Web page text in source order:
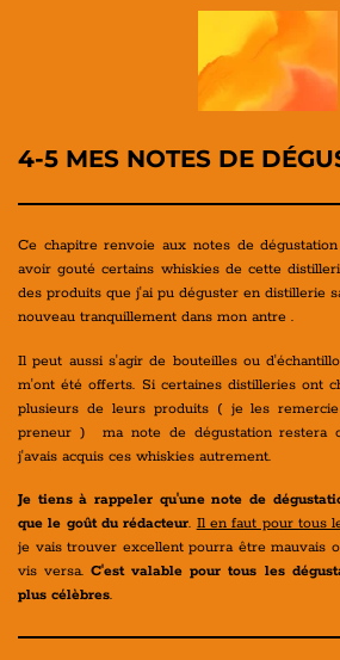
4-5 MES NOTES DE
Ce chapitre renvoie aux notes de
avoir gouté certains whiskies de cette
des produits que j'ai pu déguster en distillerie
nouveau tranquillement dans mon antre .
Il peut aussi s'agir de bouteilles ou
m'ont été offerts. Si certaines distilleries ont
plusieurs de leurs produits ( je les
preneur ) ma note de dégustation restera
j'avais acquis ces whiskies autrement.
Je tiens à rappeler qu'une note de
que le goût du rédacteur. Il en faut pour tous
je vais trouver excellent pourra être mauvais
vis versa.C'est valable pour tous les
plus célèbres.